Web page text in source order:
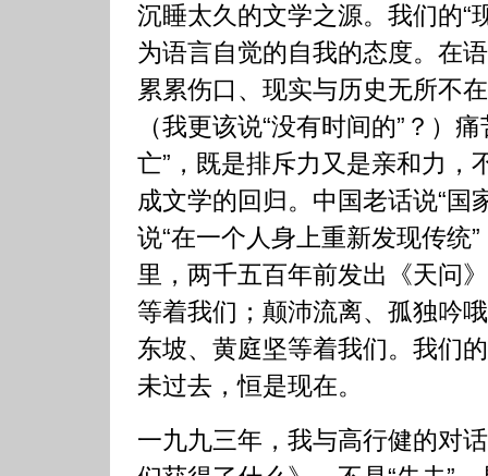
沉睡太久的文学之源。我们的“
为语言自觉的自我的态度。在
累累伤口、现实与历史无所不
（我更该说“没有时间的”？）
亡”，既是排斥力又是亲和力，
成文学的回归。中国老话说“国
说“在一个人身上重新发现传统
里，两千五百年前发出《天问
等着我们；颠沛流离、孤独吟
东坡、黄庭坚等着我们。我们
未过去，恒是现在。
一九九三年，我与高行健的对